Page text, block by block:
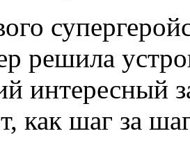
решила
интересный
как шаг за